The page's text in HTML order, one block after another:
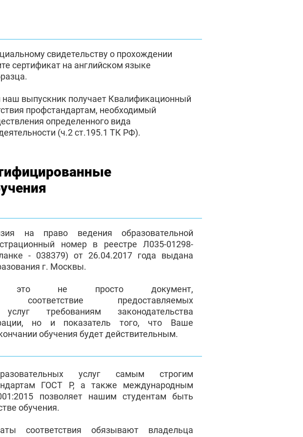
свидетельству о прохождении
сертификат на английском языке
выпускник получает Квалификационный
профстандартам, необходимый
определенного вида
(ч.2 ст.195.1 ТК РФ).
на право ведения образовательной
номер в реестре Л035-01298-
- 038379) от 26.04.2017 года выдана
г. Москвы.
это не просто документ,
соответствие предоставляемых
услуг требованиям законодательства
но и показатель того, что Ваше
обучения будет действительным.
услуг самым строгим
ГОСТ Р, а также международным
позволяет нашим студентам быть
обучения.
соответствия обязывают владельца